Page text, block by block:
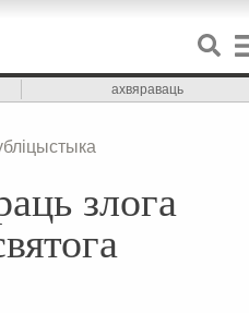
ахвяраваць
злога